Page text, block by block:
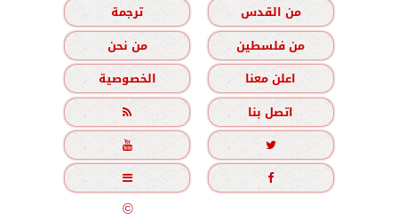
من القدس
ترجمة
من فلسطين
من نحن
اعلن معنا
الخصوصية
اتصل بنا





جميع الحقوق محفوظة©